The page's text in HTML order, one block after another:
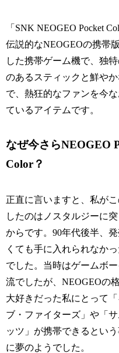
「SNK NEOGEO Pocket
伝説的なNEOGEOの携帯
した携帯ゲーム機で、独
のあるスティックと鮮や
で、熱狂的なファンを今
ているアイテムです。
なぜ今さらNEOGEO
Color？
正直に言いますと、私が
したのはノスタルジーに
からです。90年代後半、
くても手に入れられなか
でした。当時はゲームボ
流でしたが、NEOGEOの
大好きだった私にとって
ブ・ファイターズ」や「
ッツ」が携帯できるとい
に夢のようでした。